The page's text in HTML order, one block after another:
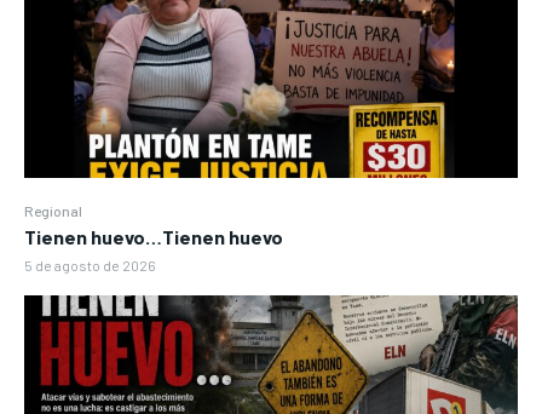
Regional
Tienen huevo…Tienen huevo
5 de agosto de 2026